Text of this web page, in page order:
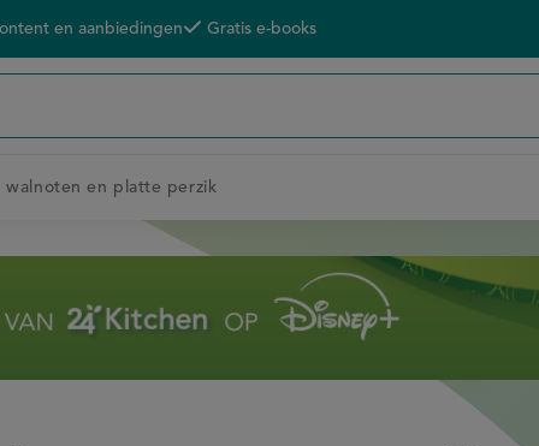
en aanbiedingen Gratis e-books
en platte perzik